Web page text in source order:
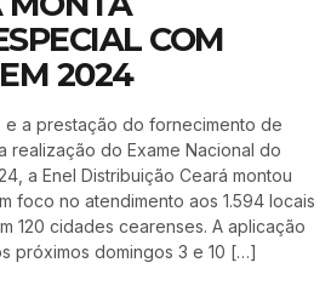
COM
2024
e a prestação do fornecimento de
realização do Exame Nacional do
a Enel Distribuição Ceará montou
foco no atendimento aos 1.594 locais
120 cidades cearenses. A aplicação
próximos domingos 3 e 10 […]